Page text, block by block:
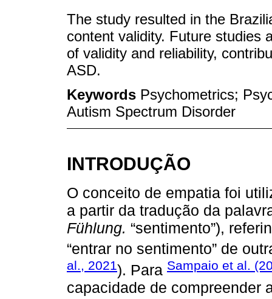
The study resulted in the
content validity. Future studies
of validity and reliability,
ASD.
Keywords Psychometrics;
Autism Spectrum Disorder
INTRODUÇÃO
O conceito de empatia foi
a partir da tradução da
Fühlung. “sentimento”),
“entrar no sentimento” de
al., 2021). Para Sampaio et al.
capacidade de compreender